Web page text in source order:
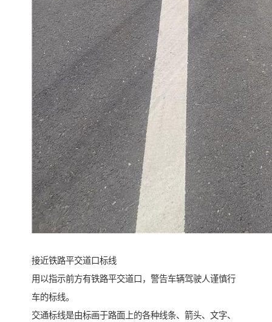
接近铁路平交道口标线
用以指示前方有铁路平交道口，警告车辆驾驶人谨慎行
车的标线。
交通标线是由标画于路面上的各种线条、箭头、文字、